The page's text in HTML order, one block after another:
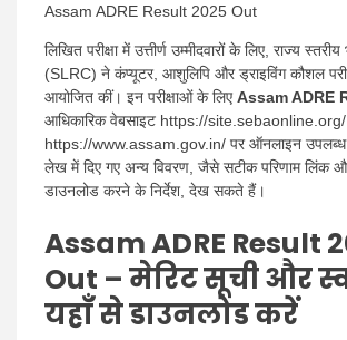
Assam ADRE Result 2025 Out
लिखित परीक्षा में उत्तीर्ण उम्मीदवारों के लिए, राज्य
(SLRC) ने कंप्यूटर, आशुलिपि और ड्राइविंग कौशल
आयोजित कीं। इन परीक्षाओं के लिए Assam ADRE
आधिकारिक वेबसाइट https://site.sebaonline.org/
https://www.assam.gov.in/ पर ऑनलाइन उपलब्ध
लेख में दिए गए अन्य विवरण, जैसे सटीक परिणाम लिंक
डाउनलोड करने के निर्देश, देख सकते हैं।
Assam ADRE Result
Out – मेरिट सूची और
यहाँ से डाउनलोड करें